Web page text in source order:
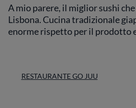
A mio parere, il miglior sushi
Lisbona. Cucina tradizionale
enorme rispetto per il prodotto
RESTAURANTE GO JUU